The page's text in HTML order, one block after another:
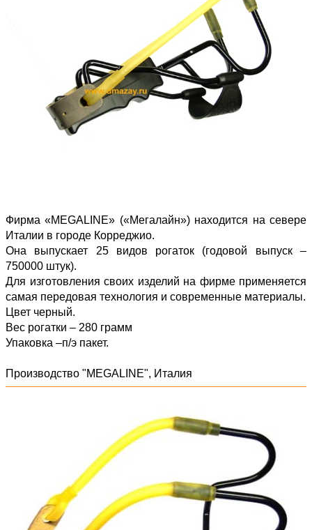
Фирма «MEGALINE» («Мегалайн») находится на севере
Италии в городе Корреджио.
Она выпускает 25 видов рогаток (годовой выпуск –
750000 штук).
Для изготовления своих изделий на фирме применяется
самая передовая технология и современные материалы.
Цвет черный.
Вес рогатки – 280 грамм
Упаковка –п/э пакет.
Производство "MEGALINE", Италия